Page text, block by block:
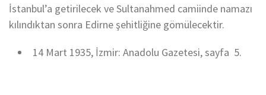
İstanbul’a getirilecek ve Sultanahmed camiinde namazı
kılındıktan sonra Edirne şehitliğine gömülecektir.
14 Mart 1935, İzmir: Anadolu Gazetesi, sayfa 5.